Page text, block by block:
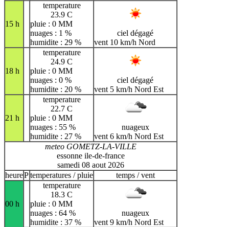
15 h
temperature
23.9 C
pluie : 0 MM
nuages : 1 %
humidite : 29 %
ciel dégagé
vent 10 km/h Nord
18 h
temperature
24.9 C
pluie : 0 MM
nuages : 0 %
humidite : 20 %
ciel dégagé
vent 5 km/h Nord Est
21 h
temperature
22.7 C
pluie : 0 MM
nuages : 55 %
humidite : 27 %
nuageux
vent 6 km/h Nord Est
meteo GOMETZ-LA-VILLE
essonne ile-de-france
samedi 08 aout 2026
heurePtemperatures / pluie temps / vent
00 h
temperature
18.3 C
pluie : 0 MM
nuages : 64 %
humidite : 37 %
nuageux
vent 9 km/h Nord Est